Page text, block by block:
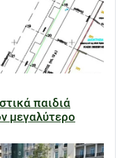
παιδιά
μεγαλύτερο